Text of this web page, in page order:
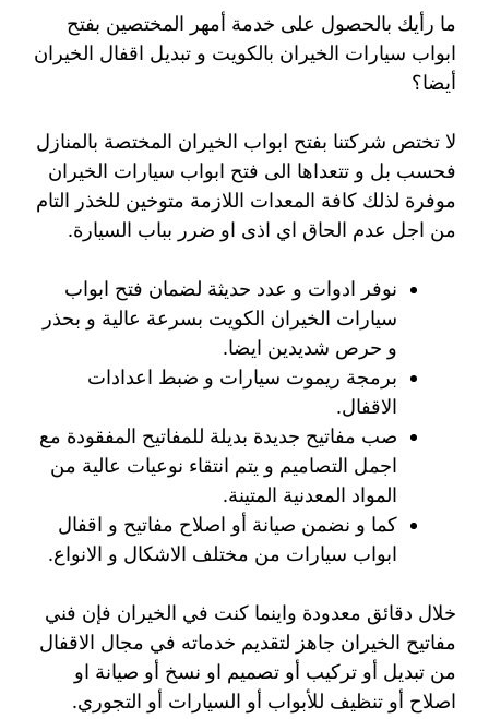
ما رأيك بالحصول على خدمة أمهر المختصين بفتح
ابواب سيارات الخيران بالكويت و تبديل اقفال الخيران
أيضا؟
لا تختص شركتنا بفتح ابواب الخيران المختصة بالمنازل
فحسب بل و تتعداها الى فتح ابواب سيارات الخيران
موفرة لذلك كافة المعدات اللازمة متوخين للخذر التام
من اجل عدم الحاق اي اذى او ضرر بباب السيارة.
نوفر ادوات و عدد حديثة لضمان فتح ابواب
سيارات الخيران الكويت بسرعة عالية و بحذر
و حرص شديدين ايضا.
برمجة ريموت سيارات و ضبط اعدادات
الاقفال.
صب مفاتيح جديدة بديلة للمفاتيح المفقودة مع
اجمل التصاميم و يتم انتقاء نوعيات عالية من
المواد المعدنية المتينة.
كما و نضمن صيانة أو اصلاح مفاتيح و اقفال
ابواب سيارات من مختلف الاشكال و الانواع.
خلال دقائق معدودة واينما كنت في الخيران فإن فني
مفاتيح الخيران جاهز لتقديم خدماته في مجال الاقفال
من تبديل أو تركيب أو تصميم او نسخ أو صيانة او
اصلاح أو تنظيف للأبواب أو السيارات أو التجوري.